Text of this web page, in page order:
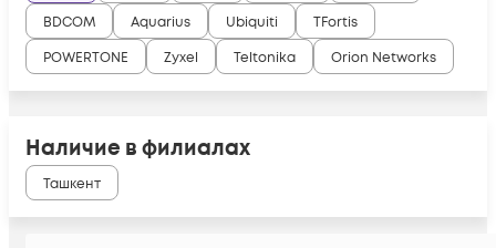
BDCOM
Aquarius Ubiquiti
TFortis
POWERTONE
Zyxel Teltonika Orion Networks
Наличие в филиалах
Ташкент